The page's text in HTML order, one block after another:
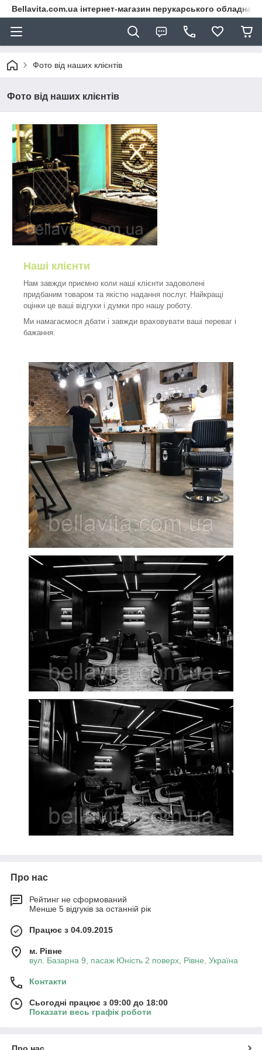
Bellavita.com.ua інтернет-магазин перукарського
Фото від наших клієнтів
Фото від наших клієнтів
Наші клієнти
Нам завжди приємно коли наші клієнти задоволені
придбаним товаром та якістю надання послуг. Найкращі
оцінки це ваші відгуки і думки про нашу роботу.
Ми намагаємося дбати і завжди враховувати ваші переваг і
бажання.
Про нас
Рейтинг не сформований
Менше 5 відгуків за останній рік
Працює з 04.09.2015
м. Рівне
вул. Базарна 9, пасаж Юність 2 поверх, Рівне, Україна
Контакти
Сьогодні працює з 09:00 до 18:00
Показати весь графік роботи